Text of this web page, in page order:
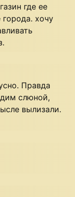
где ее
хочу
Правда
слюной,
вылизали.